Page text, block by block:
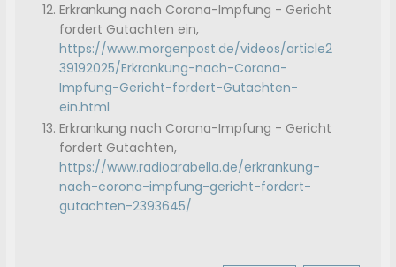
Erkrankung nach Corona-Impfung - Gericht
fordert Gutachten ein,
https://www.morgenpost.de/videos/article2
39192025/Erkrankung-nach-Corona-
Impfung-Gericht-fordert-Gutachten-
ein.html
Erkrankung nach Corona-Impfung - Gericht
fordert Gutachten,
https://www.radioarabella.de/erkrankung-
nach-corona-impfung-gericht-fordert-
gutachten-2393645/